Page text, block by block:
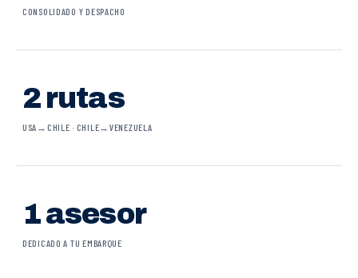
CONSOLIDADO Y DESPACHO
2 rutas
USA→CHILE · CHILE→VENEZUELA
1 asesor
DEDICADO A TU EMBARQUE